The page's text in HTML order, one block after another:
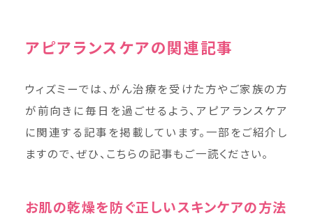
アピアランスケアの関連記事
ウィズミーでは、がん治療を受けた方やご家族の方
が前向きに毎日を過ごせるよう、アピアランスケア
に関連する記事を掲載しています。一部をご紹介し
ますので、ぜひ、こちらの記事もご一読ください。
お肌の乾燥を防ぐ正しいスキンケアの方法